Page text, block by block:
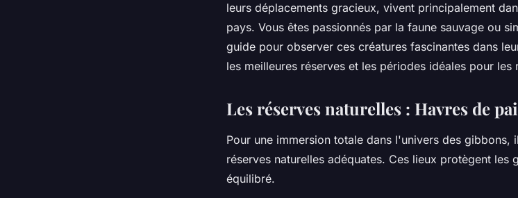
leurs déplacements gracieux, vivent principalement
pays. Vous êtes passionnés par la faune sauvage ou
guide pour observer ces créatures fascinantes dans
les meilleures réserves et les périodes idéales pour les
Les réserves naturelles : Havres de
Pour une immersion totale dans l'univers des gibbons,
réserves naturelles adéquates. Ces lieux protègent les
équilibré.